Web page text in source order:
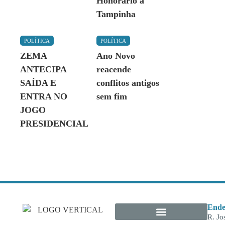
Tampinha
POLÍTICA
ZEMA
ANTECIPA
SAÍDA E
ENTRA NO
JOGO
PRESIDENCIAL
POLÍTICA
Ano Novo
reacende
conflitos antigos
sem fim
R.